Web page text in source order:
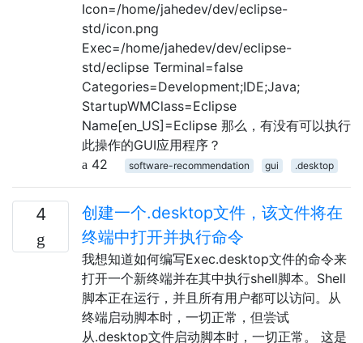
Icon=/home/jahedev/dev/eclipse-
std/icon.png
Exec=/home/jahedev/dev/eclipse-
std/eclipse Terminal=false
Categories=Development;IDE;Java;
StartupWMClass=Eclipse
Name[en_US]=Eclipse 那么，有没有可以执行
此操作的GUI应用程序？
42
software-recommendation gui .desktop
4
创建一个.desktop文件，该文件将在
终端中打开并执行命令
我想知道如何编写Exec.desktop文件的命令来
打开一个新终端并在其中执行shell脚本。Shell
脚本正在运行，并且所有用户都可以访问。从
终端启动脚本时，一切正常，但尝试
从.desktop文件启动脚本时，一切正常。 这是